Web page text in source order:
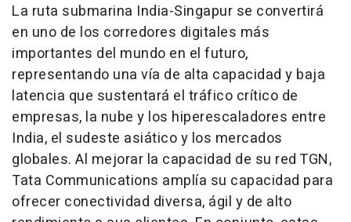
La ruta submarina India-Singapur se convertirá
en uno de los corredores digitales más
importantes del mundo en el futuro,
representando una vía de alta capacidad y baja
latencia que sustentará el tráfico crítico de
empresas, la nube y los hiperescaladores entre
India, el sudeste asiático y los mercados
globales. Al mejorar la capacidad de su red TGN,
Tata Communications amplía su capacidad para
ofrecer conectividad diversa, ágil y de alto